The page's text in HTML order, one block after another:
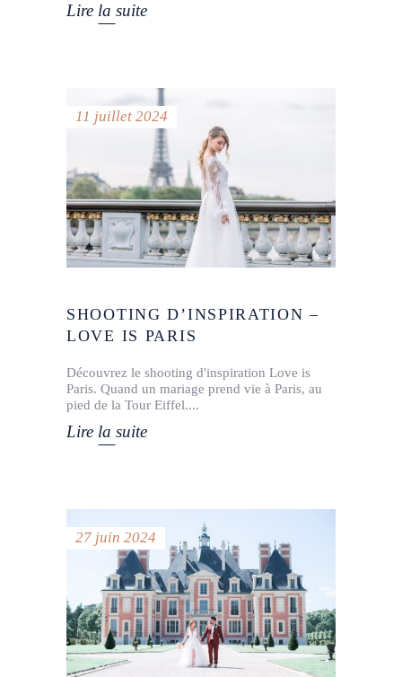
Lire la suite
11 juillet 2024
SHOOTING D’INSPIRATION –
LOVE IS PARIS
Découvrez le shooting d'inspiration Love is
Paris. Quand un mariage prend vie à Paris, au
pied de la Tour Eiffel.
Lire la suite
27 juin 2024